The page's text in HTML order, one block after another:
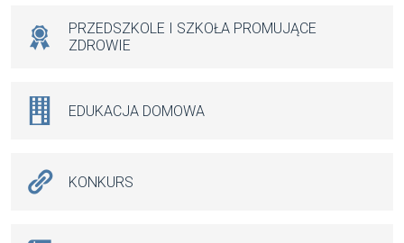
PRZEDSZKOLE I SZKOŁA PROMUJĄCE
ZDROWIE
EDUKACJA DOMOWA
KONKURS